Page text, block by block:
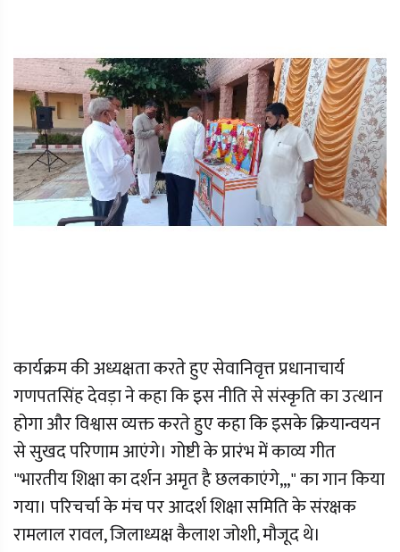
कार्यक्रम की अध्यक्षता करते हुए सेवानिवृत्त प्रधानाचार्य
गणपतसिंह देवड़ा ने कहा कि इस नीति से संस्कृति का उत्थान
होगा और विश्वास व्यक्त करते हुए कहा कि इसके क्रियान्वयन
से सुखद परिणाम आएंगे। गोष्टी के प्रारंभ में काव्य गीत
"भारतीय शिक्षा का दर्शन अमृत है छलकाएंगे,,," का गान किया
गया। परिचर्चा के मंच पर आदर्श शिक्षा समिति के संरक्षक
रामलाल रावल, जिलाध्यक्ष कैलाश जोशी, मौजूद थे।